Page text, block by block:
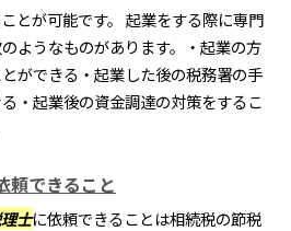
とが可能です。 起業をする際に専門
ようなものがあります。・起業の方
ができる・起業した後の税務署の手
・起業後の資金調達の対策をするこ
頼できること
士に依頼できることは相続税の節税